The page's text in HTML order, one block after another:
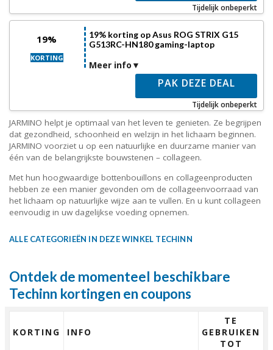
Tijdelijk onbeperkt
19%
KORTING
19% korting op Asus ROG STRIX G15
G513RC-HN180 gaming-laptop
Meer info
PAK DEZE DEAL
Tijdelijk onbeperkt
JARMINO helpt je optimaal van het leven te genieten. Ze begrijpen
dat gezondheid, schoonheid en welzijn in het lichaam beginnen.
JARMINO voorziet u op een natuurlijke en duurzame manier van
één van de belangrijkste bouwstenen – collageen.
Met hun hoogwaardige bottenbouillons en collageenproducten
hebben ze een manier gevonden om de collageenvoorraad van
het lichaam op natuurlijke wijze aan te vullen. En u kunt collageen
eenvoudig in uw dagelijkse voeding opnemen.
ALLE CATEGORIEËN IN DEZE WINKEL TECHINN
Ontdek de momenteel beschikbare
Techinn kortingen en coupons
KORTING INFO
TE
GEBRUIKEN
TOT